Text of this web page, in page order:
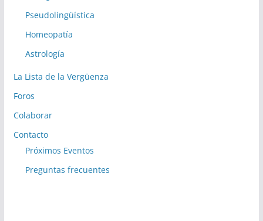
Pseudolingüística
Homeopatía
Astrología
La Lista de la Vergüenza
Foros
Colaborar
Contacto
Próximos Eventos
Preguntas frecuentes